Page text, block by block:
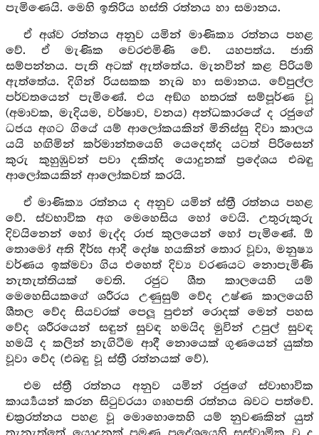
පැමිණෙයි. මෙහි ඉතිරිය හස්ති රත්නය හා සමානය.
ඒ අශ්ව රත්නය අනුව යමින් මාණික්‍ය රත්නය පහළ
වේ. ඒ මැණික වෙරළුමිණි වේ. යහපත්ය. ජාති
සම්පන්නය. පැති අටක් ඇත්තේය. මැනවින් කළ පිරියම්
ඇත්තේය. දිගින් රියසකක නැබ හා සමානය. වේපුල්ල
පර්වතයෙන් පැමිණේ. එය අඞ්ග හතරක් සම්පූර්ණ වූ
(අමාවක, මැදියම, වර්ෂාව, වනය) අන්ධකාරයේ ද රජුගේ
ධජය අගට ගියේ යම් ආලෝකයකින් මිනිස්සු දිවා කාලය
යයි හඟිමින් කර්මාන්තයෙහි යෙදෙත්ද යටත් පිරිසෙන්
කුරු කුහුඹුවන් පවා දකිත්ද යොදුනක් ප්‍රදේශය එබඳු
ආලෝකයකින් ආලෝකවත් කරයි.
ඒ මාණික්‍ය රත්නය ද අනුව යමින් ස්ත්‍රී රත්නය පහළ
වේ. ස්වභාවික අග මෙහෙසිය හෝ වෙයි. උතුරුකුරු
දිවයිනෙන් හෝ මැද්ද රාජ කුලයෙන් හෝ පැමිණේ. ඕ
තොමෝ අති දීර්ඝ ආදී දෝෂ හයකින් තොර වූවා, මනුෂ්‍ය
වර්ණය ඉක්මවා ගිය එහෙත් දිව්‍ය වරණයට නොපැමිණි
නැතැත්තියක් වෙති. රජුට ශීත කාලයෙහි යම්
මෙහෙසියකගේ ශරීරය උණුසුම් වේද උෂ්ණ කාලයෙහි
ශීතල වේද සියවරක් පෙලූ පුළුන් රොදක් මෙන් පහස
වේද ශරීරයෙන් සඳුන් සුවඳ හමයිද මුවින් උපුල් සුවඳ
හමයි ද කලින් නැගිටීම ආදී නොයෙක් ගුණයෙන් යුක්ත
වූවා වේද (එබඳු වූ ස්ත්‍රී රත්නයක් වේ).
එම ස්ත්‍රී රත්නය අනුව යමින් රජුගේ ස්වාභාවික
කාර්‍ය්‍යයන් කරන සිටුවරයා ගෘහපති රත්නය බවට පත්වේ.
චක්‍රරත්නය පහළ වූ මොහොතෙහි යම් නුවණකින් යුත්